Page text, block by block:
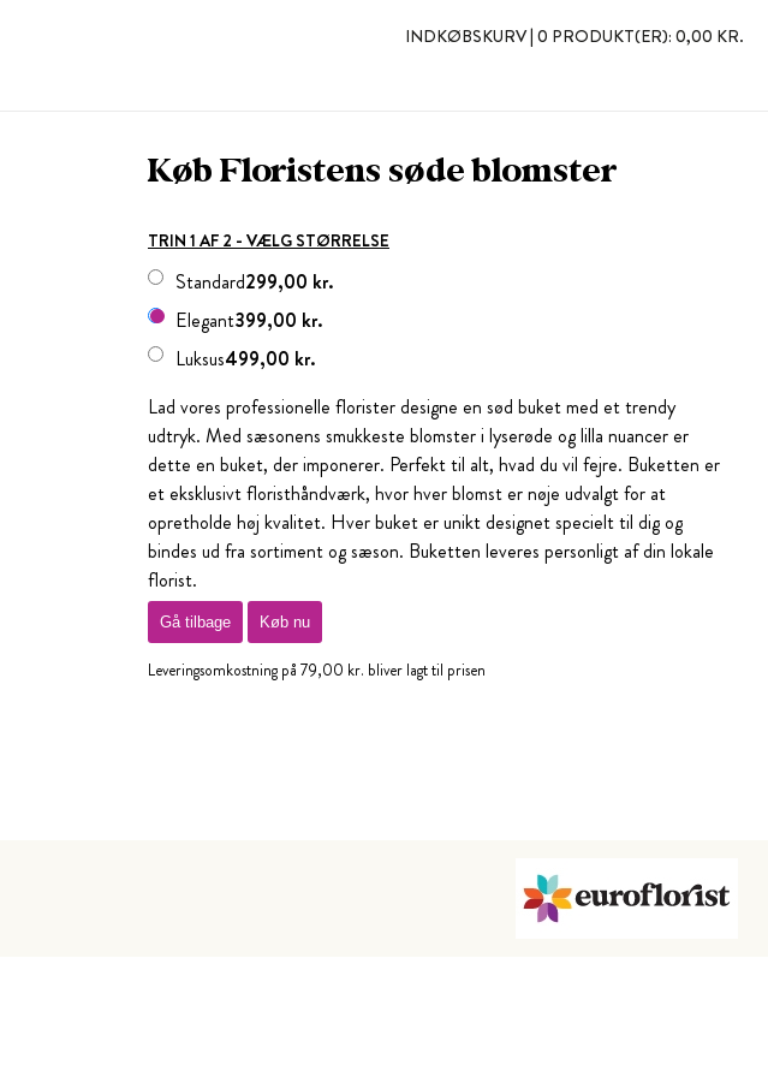
INDKØBSKURV | 0 PRODUKT(ER): 0,00 KR.
Køb Floristens søde blomster
TRIN 1 AF 2 - VÆLG STØRRELSE
299,00 kr.
Standard
399,00 kr.
Elegant
499,00 kr.
Luksus
Lad vores professionelle florister designe en sød buket med et trendy
udtryk. Med sæsonens smukkeste blomster i lyserøde og lilla nuancer er
dette en buket, der imponerer. Perfekt til alt, hvad du vil fejre. Buketten er
et eksklusivt floristhåndværk, hvor hver blomst er nøje udvalgt for at
opretholde høj kvalitet. Hver buket er unikt designet specielt til dig og
bindes ud fra sortiment og sæson. Buketten leveres personligt af din lokale
florist.
Gå tilbage Køb nu
Leveringsomkostning på 79,00 kr. bliver lagt til prisen